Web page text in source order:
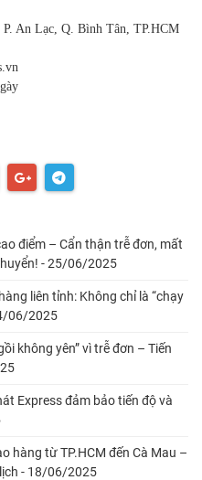
An Lạc, Q. Bình Tân, TP.HCM
điểm – Cẩn thận trễ đơn, mất
- 25/06/2025
liên tỉnh: Không chỉ là “chạy
06/2025
không yên” vì trễ đơn – Tiến
Express đảm bảo tiến độ và
hàng từ TP.HCM đến Cà Mau –
- 18/06/2025